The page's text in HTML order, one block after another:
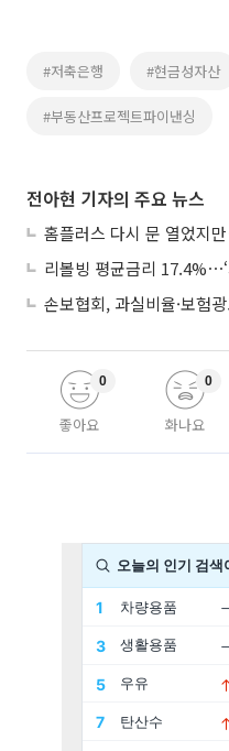
#저축은행 #현금성자산
#부동산프로젝트파이낸싱
전아현 기자의 주요 뉴스
홈플러스 다시 문 열었지
좋아요
0
화나요
0